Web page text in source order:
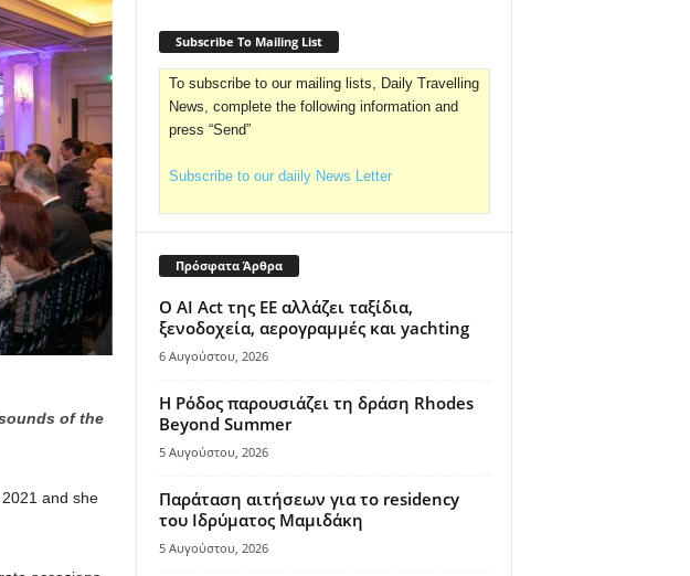
of the
and she
Subscribe To Mailing List
To subscribe to our mailing lists, Daily Travelling
News, complete the following information and
press “Send”
Subscribe to our daiily News Letter
Πρόσφατα Άρθρα
Ο AI Act της ΕΕ αλλάζει ταξίδια,
ξενοδοχεία, αερογραμμές και yachting
6 Αυγούστου, 2026
Η Ρόδος παρουσιάζει τη δράση Rhodes
Beyond Summer
5 Αυγούστου, 2026
Παράταση αιτήσεων για το residency
του Ιδρύματος Μαμιδάκη
5 Αυγούστου, 2026